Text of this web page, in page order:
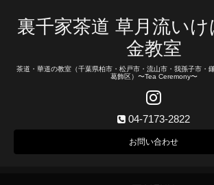
裏千家茶道 草月流い
金教室
茶道・華道の教室（千葉県柏市・松戸市・流山市・我孫子市・
葛飾区）〜Tea Ceremony〜
04-7173-2822
お問い合わせ